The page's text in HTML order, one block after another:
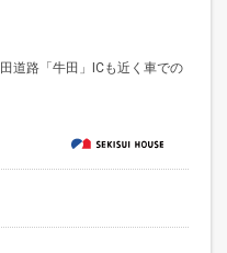
道路「牛田」ICも近く車での